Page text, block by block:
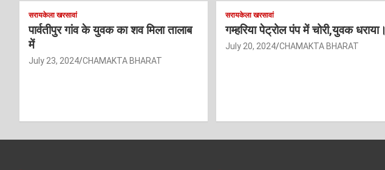
सरायकेला खरसावां
पार्वतीपुर गांव के युवक का शव मिला तालाब
में
July 23, 2024 CHAMAKTA BHARAT
सरायकेला खरसावां
गम्हरिया पेट्रोल पंप में चोरी,युवक धराया।
July 20, 2024 CHAMAKTA BHARAT